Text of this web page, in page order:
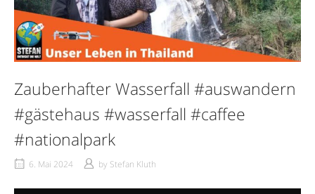
Zauberhafter Wasserfall #auswandern
#gästehaus #wasserfall #caffee
#nationalpark
6. Mai 2024 by Stefan Kluth